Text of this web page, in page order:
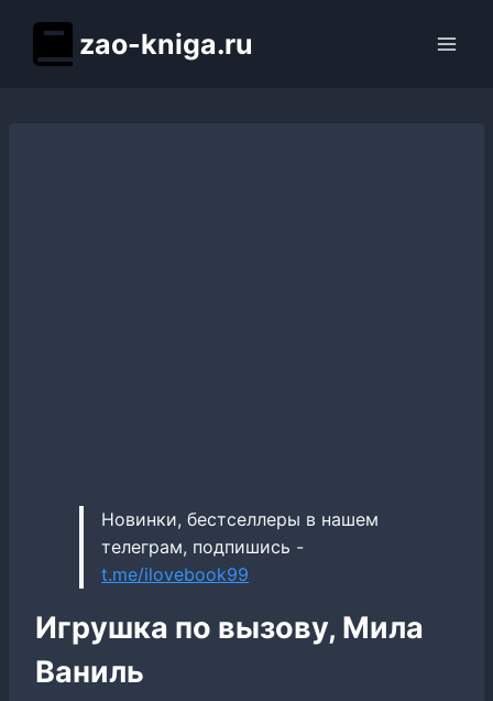
содержимому
zao-kniga.ru
Новинки, бестселлеры в нашем
телеграм, подпишись -
t.me/ilovebook99
Игрушка по вызову, Мила
Ваниль